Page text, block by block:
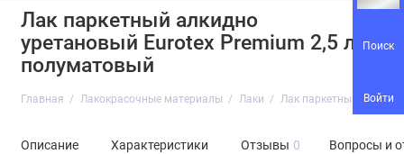
Поиск
Войти
Лак паркетный алкидно
уретановый Eurotex Premium 2,5 л
полуматовый
Главная Лакокрасочные материалы Лаки Лак паркетный
Описание Характеристики Отзывы 0 Вопросы и